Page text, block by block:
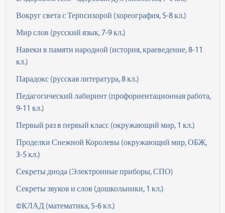
Вокруг света с Терпсихорой (хореография, 5-8 кл.)
Мир слов (русский язык, 7-9 кл.)
Навеки в памяти народной (история, краеведение, 8-11
кл.)
Парадокс (русская литература, 8 кл.)
Педагогический лабиринт (профориентационная работа,
9-11 кл.)
Первый раз в первый класс (окружающий мир, 1 кл.)
Проделки Снежной Королевы (окружающий мир, ОБЖ,
3-5 кл.)
Секреты диода (Электронные приборы, СПО)
Секреты звуков и слов (дошкольники, 1 кл.)
©КЛАД (математика, 5-6 кл.)